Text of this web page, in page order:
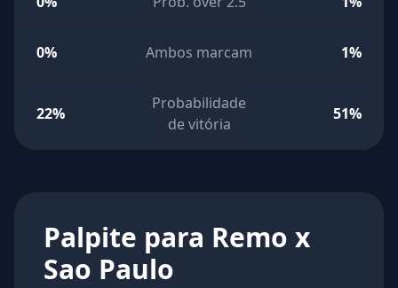
0% Ambos marcam 1%
22%
Probabilidade
de vitória
51%
Palpite para Remo x
Sao Paulo